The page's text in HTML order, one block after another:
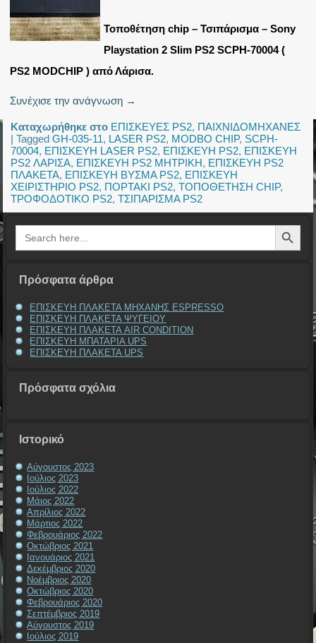
Τοποθέτηση chip – Τσιπάρισμα – Sony
Playstation 2 Slim PS2 SCPH-70004 (
PS2 MODCHIP ) από Λάρισα.
Συνέχισε την ανάγνωση →
Καταχωρήθηκε στο ΕΠΙΣΚΕΥΕΣ PS2, ΠΑΙΧΝΙΔΟΜΗΧΑΝΕΣ
|Tagged GH-035-11, LASER PS2, MODBO CHIP, SCPH-
70004, ΕΠΙΣΚΕΥΗ LASER PS2, ΕΠΙΣΚΕΥΗ PS2, ΕΠΙΣΚΕΥΗ
PS2 ΛΑΡΙΣΑ, ΕΠΙΣΚΕΥΗ PS2 ΜΗΤΡΙΚΗ, ΕΠΙΣΚΕΥΗ PS2
ΠΛΑΚΕΤΑ, ΕΠΙΣΚΕΥΗ ΒΥΣΜΑ PS2, ΕΠΙΣΚΕΥΗ
ΧΕΙΡΙΣΤΗΡΙΟ PS2, ΠΟΡΤΑΚΙ PS2,ΤΟΠΟΘΕΤΗΣΗ CHIP,
ΤΡΟΦΟΔΟΤΙΚΟ PS2,ΤΣΙΠΑΡΙΣΜΑ PS2
Search
for:
Search Button
Πρόσφατα άρθρα
ΕΠΙΣΚΕΥΗ ΠΛΑΚΕΤΑ ΜΗΧΑΝΗΣ ESPRESSO
ΕΠΙΣΚΕΥΗ ΠΛΑΚΕΤΑ ΨΥΓΕΙΟΥ
ΕΠΙΣΚΕΥΗ ΠΛΑΚΕΤΑ AIR CONDITION
ΕΠΙΣΚΕΥΗ ΜΠΑΤΑΡΙΑ UPS
ΕΠΙΣΚΕΥΗ ΠΛΑΚΕΤΑ UPS
Πρόσφατα σχόλια
Ιστορικό
Αύγουστος 2023
Ιούλιος 2023
Ιούλιος 2022
Μάιος 2022
Απρίλιος 2022
Μάρτιος 2022
Φεβρουάριος 2022
Οκτώβριος 2021
Ιανουάριος 2021
Δεκέμβριος 2020
Νοέμβριος 2020
Οκτώβριος 2020
Φεβρουάριος 2020
Σεπτέμβριος 2019
Αύγουστος 2019
Ιούλιος 2019